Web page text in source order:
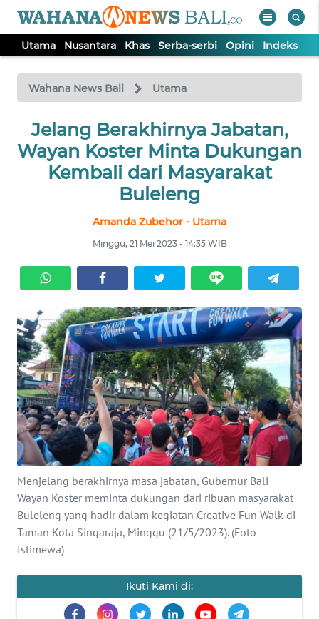
Utama Nusantara Khas Serba-serbi Opini Indeks
Wahana News Bali Utama
Jelang Berakhirnya Jabatan,
Wayan Koster Minta Dukungan
Kembali dari Masyarakat
Buleleng
Amanda Zubehor - Utama
Minggu, 21 Mei 2023 - 14:35 WIB
Menjelang berakhirnya masa jabatan, Gubernur Bali
Wayan Koster meminta dukungan dari ribuan masyarakat
Buleleng yang hadir dalam kegiatan Creative Fun Walk di
Taman Kota Singaraja, Minggu (21/5/2023). (Foto
Istimewa)
Ikuti Kami di:
TV
Tutup
UTAMA
NUSANTARA
SERBI
Informasi
INDEKS
BERITA
KONTAK
KAMI
INFO
IKLAN
TENTANG
KAMI
MEDIA